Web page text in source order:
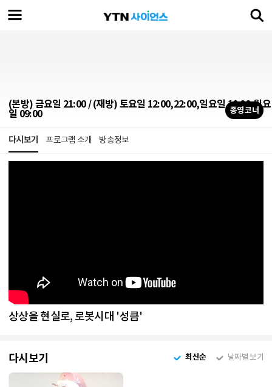
(본방) 금요일 21:00 / (재방) 토요일 12:00,22:00,일요일 10:00,월요
일 09:00 종영 코너
다시보기 프로그램 소개 방송정보
상상을 현실로, 로봇시대 '성큼'
다시보기 최신순 날짜별 보기